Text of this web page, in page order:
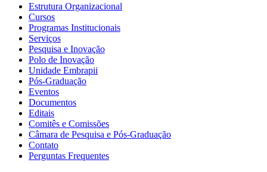
Estrutura Organizacional
Cursos
Programas Institucionais
Serviços
Pesquisa e Inovação
Polo de Inovação
Unidade Embrapii
Pós-Graduação
Eventos
Documentos
Editais
Comitês e Comissões
Câmara de Pesquisa e Pós-Graduação
Contato
Perguntas Frequentes